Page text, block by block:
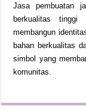
Jasa pembuatan
berkualitas
membangun
bahan berkualitas
simbol yang
komunitas.